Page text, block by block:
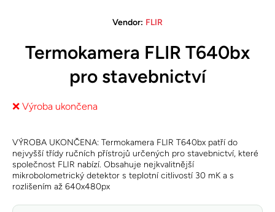
Vendor: FLIR
Termokamera FLIR T640bx
pro stavebnictví
❌ Výroba ukončena
VÝROBA UKONČENA: Termokamera FLIR T640bx patří do
nejvyšší třídy ručních přístrojů určených pro stavebnictví, které
společnost FLIR nabízí. Obsahuje nejkvalitnější
mikrobolometrický detektor s teplotní citlivostí 30 mK a s
rozlišením až 640x480px